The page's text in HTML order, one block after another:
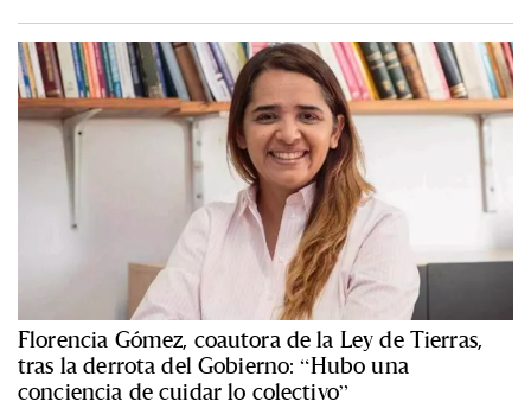
Florencia Gómez, coautora de la Ley de Tierras,
tras la derrota del Gobierno: “Hubo una
conciencia de cuidar lo colectivo”